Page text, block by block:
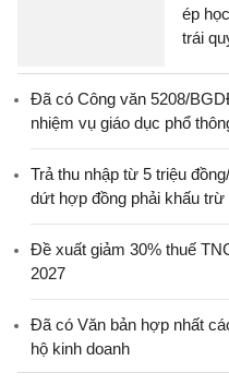
ép
trái
Đã có Công văn 5208/
nhiệm vụ giáo dục phổ
Trả thu nhập từ 5 triệu
dứt hợp đồng phải khấu trừ
Đề xuất giảm 30% thuế
2027
Đã có Văn bản hợp nhất
hộ kinh doanh